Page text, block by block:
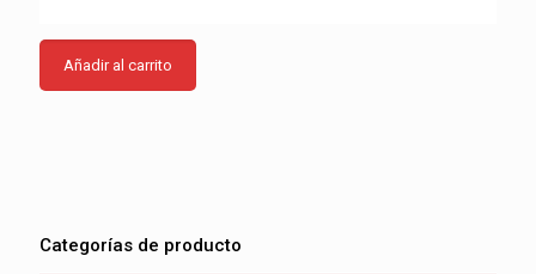
Añadir al carrito
Categorías de producto